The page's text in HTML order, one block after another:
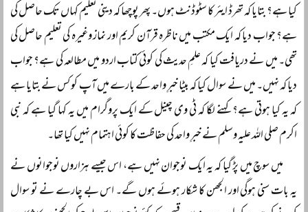
کیا ہے؟ بتایا کہ تھرڈ ایئر کا سٹوڈنٹ ہوں۔ پھر پوچھا کہ دینی تعلیم کہاں تک حاصل کی
ہے؟ جواب دیا کہ ایک مکتب میں ناظرہ قرآن کریم اور نماز وغیرہ کی تعلیم حاصل کی
تھی۔ میں نے دریافت کیا کہ علمِ حدیث کی کوئی کتاب اردو میں مطالعہ کی ہے؟ جواب
دیا کہ نہیں۔ میں نے سوال کیا کہ بیٹا خبرِ واحد کے بارے میں آپ کو کس نے بتایا ہے
کہ یہ کیا ہوتی ہے؟ کہنے لگا کہ ٹی وی چینل کے ایک پروگرام میں یہ کہا گیا ہے کہ نبی
اکرم صلی اللہ علیہ وسلم نے خبرِ واحد کی حفاظت کا کوئی اہتمام نہیں کیا تھا۔
میں سوچ میں پڑ گیا کہ یہ ایک نوجوان نہیں ہے، اس جیسے ہزاروں نوجوانوں نے
یہ بات سنی ہوگی اور الجھن کا شکار ہوئے ہوں گے۔ اس بے چارے نے تو سوال